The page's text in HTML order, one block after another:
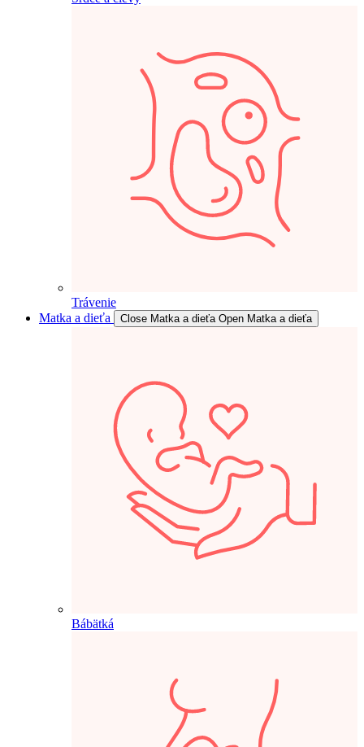
Trávenie
Matka a dieťa
Close Matka a dieťa Open Matka a dieťa
Bábätká